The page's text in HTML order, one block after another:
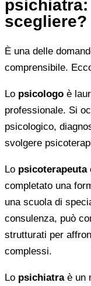
scegliere?
È una delle
comprensibile.
Lo psicologo è
professionale. Si
psicologico,
svolgere
Lo psicoterapeuta
completato una
una scuola di
consulenza, può
strutturati per
complessi.
Lo psichiatraè un